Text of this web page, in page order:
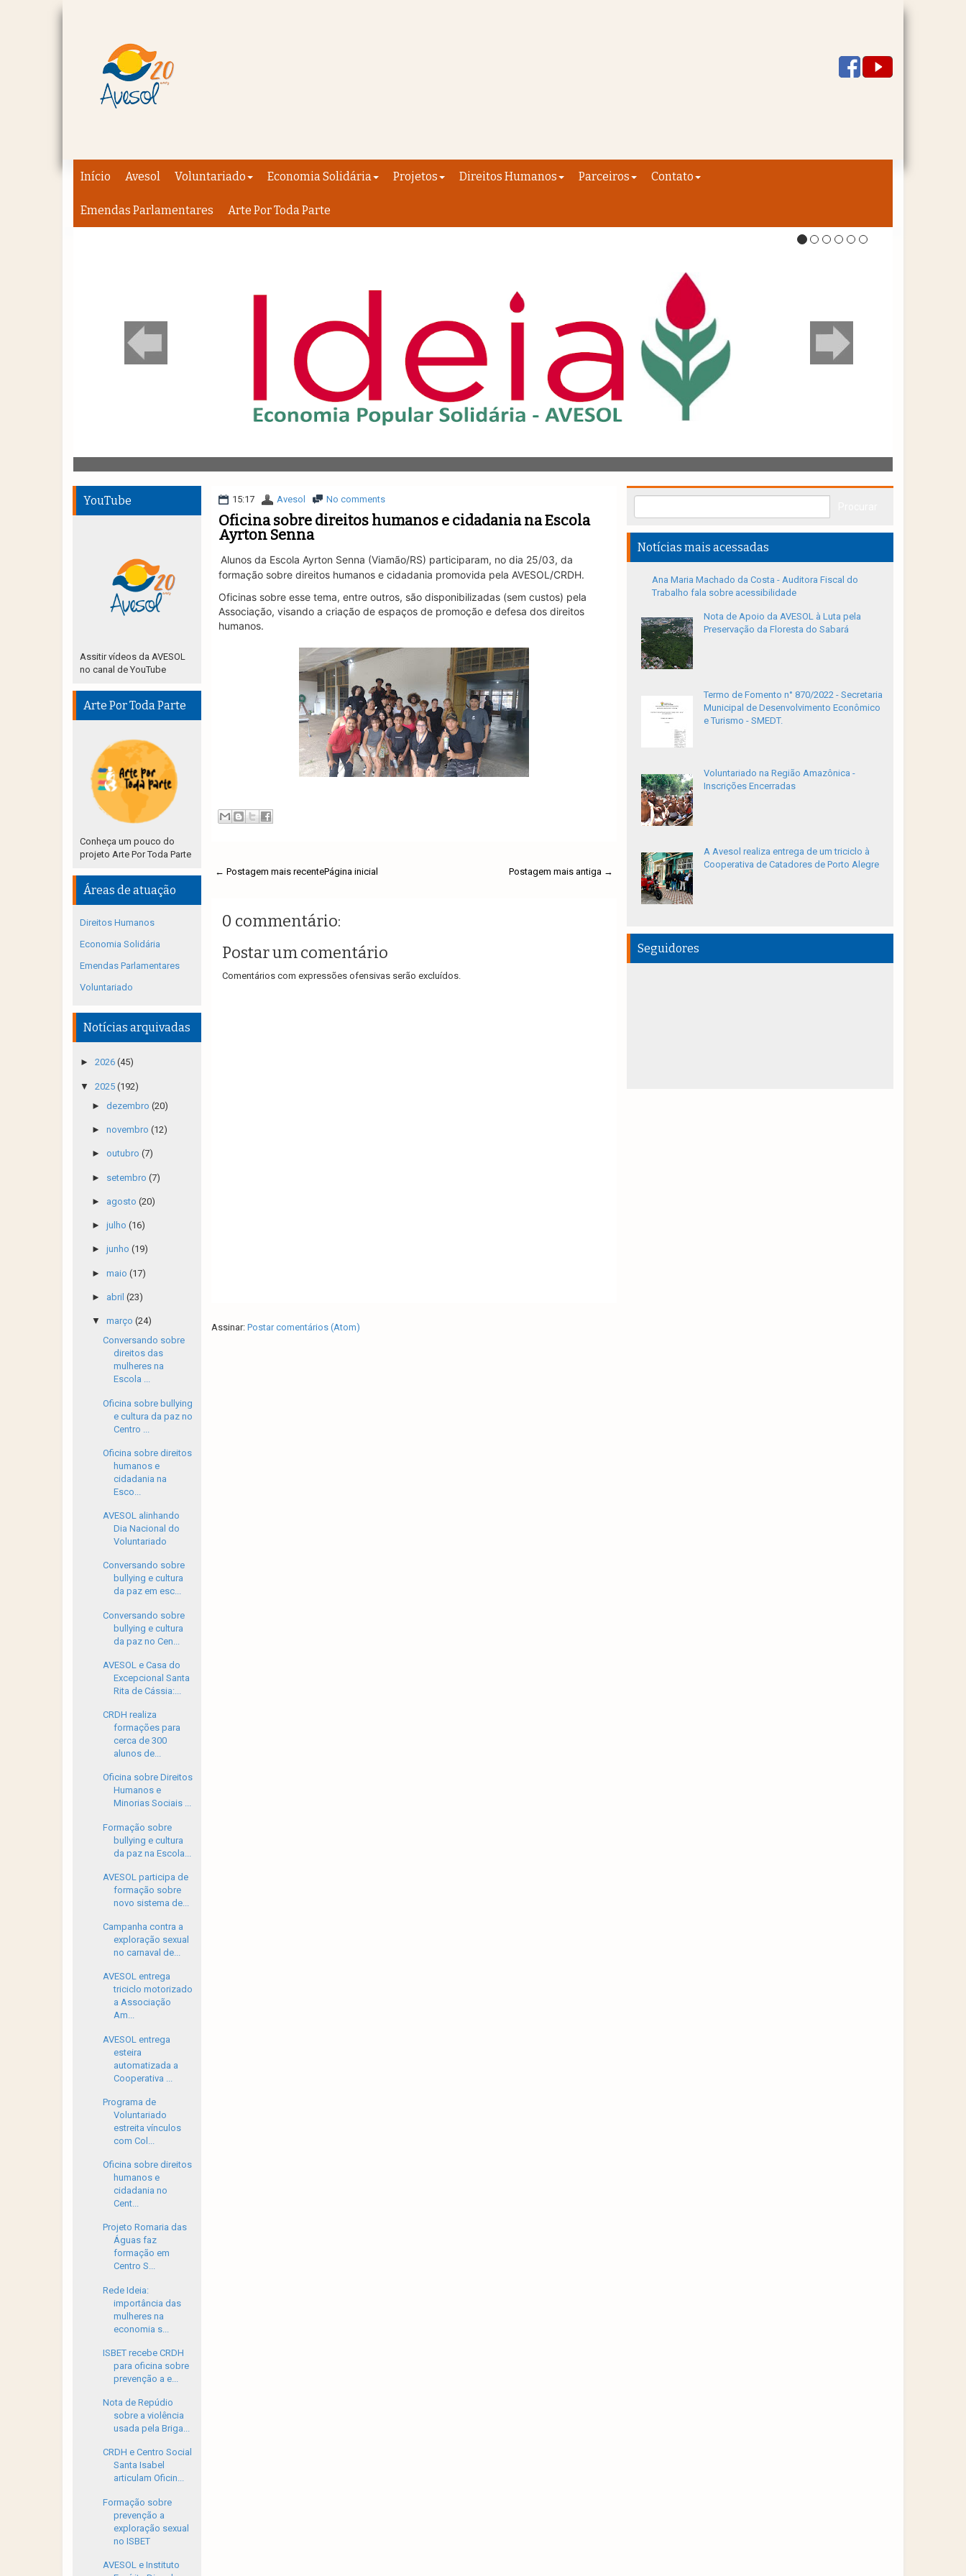
Início Avesol Voluntariado Economia Solidária Projetos Direitos Humanos Parceiros Contato
Emendas Parlamentares Arte Por Toda Parte
15:17 Avesol No comments
Oficina sobre direitos humanos e cidadania na Escola
Ayrton Senna
Alunos da Escola Ayrton Senna (Viamão/RS) participaram, no dia 25/03, da
formação sobre direitos humanos e cidadania promovida pela AVESOL/CRDH.
Oficinas sobre esse tema, entre outros, são disponibilizadas (sem custos) pela
Associação, visando a criação de espaços de promoção e defesa dos direitos
humanos.
← Postagem mais recente Postagem mais antiga →
Página inicial
0 commentário:
Postar um comentário
Comentários com expressões ofensivas serão excluídos.
Assinar: Postar comentários (Atom)
YouTube
Assitir vídeos da AVESOL
no canal de YouTube
Arte Por Toda Parte
Conheça um pouco do
projeto Arte Por Toda Parte
Áreas de atuação
Direitos Humanos
Economia Solidária
Emendas Parlamentares
Voluntariado
Notícias arquivadas
► 2026 (45)
▼ 2025 (192)
► dezembro (20)
► novembro (12)
► outubro (7)
► setembro (7)
► agosto (20)
► julho (16)
► junho (19)
► maio (17)
► abril (23)
▼ março (24)
Conversando sobre
direitos das
mulheres na
Escola ...
Oficina sobre bullying
e cultura da paz no
Centro ...
Oficina sobre direitos
humanos e
cidadania na
Esco...
AVESOL alinhando
Dia Nacional do
Voluntariado
Conversando sobre
bullying e cultura
da paz em esc...
Conversando sobre
bullying e cultura
da paz no Cen...
AVESOL e Casa do
Excepcional Santa
Rita de Cássia:...
CRDH realiza
formações para
cerca de 300
alunos de...
Oficina sobre Direitos
Humanos e
Minorias Sociais ...
Formação sobre
bullying e cultura
da paz na Escola...
AVESOL participa de
formação sobre
novo sistema de...
Campanha contra a
exploração sexual
no carnaval de...
AVESOL entrega
triciclo motorizado
a Associação
Am...
AVESOL entrega
esteira
automatizada a
Cooperativa ...
Programa de
Voluntariado
estreita vínculos
com Col...
Oficina sobre direitos
humanos e
cidadania no
Cent...
Projeto Romaria das
Águas faz
formação em
Centro S...
Rede Ideia:
importância das
mulheres na
economia s...
ISBET recebe CRDH
para oficina sobre
prevenção a e...
Nota de Repúdio
sobre a violência
usada pela Briga...
CRDH e Centro Social
Santa Isabel
articulam Oficin...
Formação sobre
prevenção a
exploração sexual
no ISBET
AVESOL e Instituto
Notícias mais acessadas
Ana Maria Machado da Costa - Auditora Fiscal do
Trabalho fala sobre acessibilidade
Nota de Apoio da AVESOL à Luta pela
Preservação da Floresta do Sabará
Termo de Fomento n° 870/2022 - Secretaria
Municipal de Desenvolvimento Econômico
e Turismo - SMEDT.
Voluntariado na Região Amazônica -
Inscrições Encerradas
A Avesol realiza entrega de um triciclo à
Cooperativa de Catadores de Porto Alegre
Seguidores